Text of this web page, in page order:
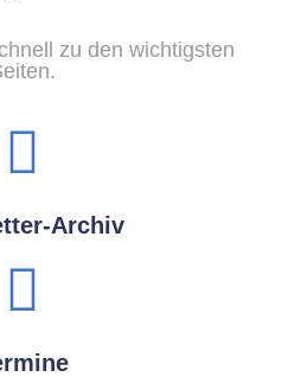
zu den wichtigsten
Archiv